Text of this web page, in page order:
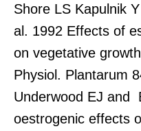
Shore LS Kapulnik
al. 1992 Effects of
on vegetative
Physiol. Plantarum
Underwood EJ and
oestrogenic effects